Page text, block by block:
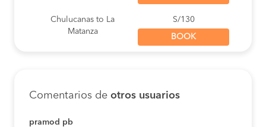
Chulucanas to La
Matanza
S/130
BOOK
Comentarios de otros usuarios
pramod pb